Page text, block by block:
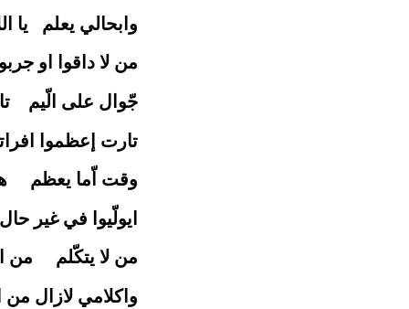
وابحالي يعلم يا
من لا داقوا او
جّوال على الّيم
تارت إعظموا
وقت اّما يعظم
ايولّيوا في غير
من لا يتكّلم من
واكلامي لازال